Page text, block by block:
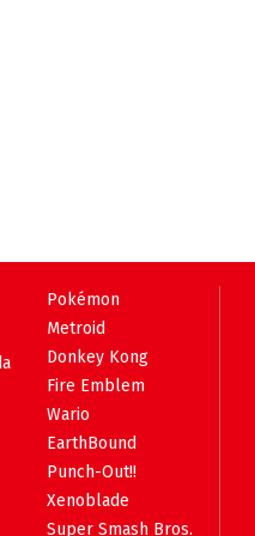
Pokémon
Metroid
Donkey Kong
Fire Emblem
Wario
EarthBound
Punch-Out!!
Xenoblade
Super Smash Bros.